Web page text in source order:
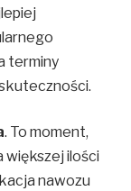
terminy
. To moment,
większej ilości
nawozu